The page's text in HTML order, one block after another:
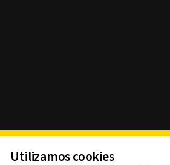
Utilizamos cookies